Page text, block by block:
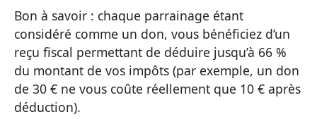
Bon à savoir : chaque parrainage étant
considéré comme un don, vous bénéficiez d’un
reçu fiscal permettant de déduire jusqu’à 66 %
du montant de vos impôts (par exemple, un don
de 30 € ne vous coûte réellement que 10 € après
déduction).